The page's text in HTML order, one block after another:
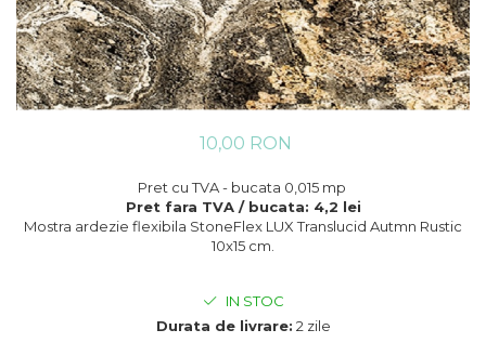
10,00 RON
Pret cu TVA - bucata 0,015 mp
Pret fara TVA / bucata: 4,2 lei
Mostra ardezie flexibila StoneFlex LUX Translucid Autmn Rustic
10x15 cm.
IN STOC
Durata de livrare: 2 zile